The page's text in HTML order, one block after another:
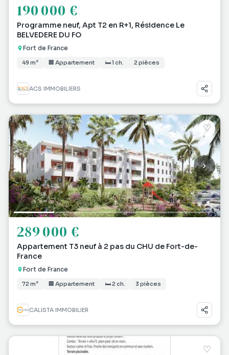
190 000 €
Programme neuf, Apt T2 en R+1, Résidence Le
BELVEDERE DU FO
Fort de France
49 m² 🏢 Appartement 🛏 1 ch. 2 pièces
ACS IMMOBILIERS
♡
289 000 €
Appartement T3 neuf à 2 pas du CHU de Fort-de-
France
Fort de France
72 m² 🏢 Appartement 🛏 2 ch. 3 pièces
CALISTA IMMOBILIER
♡